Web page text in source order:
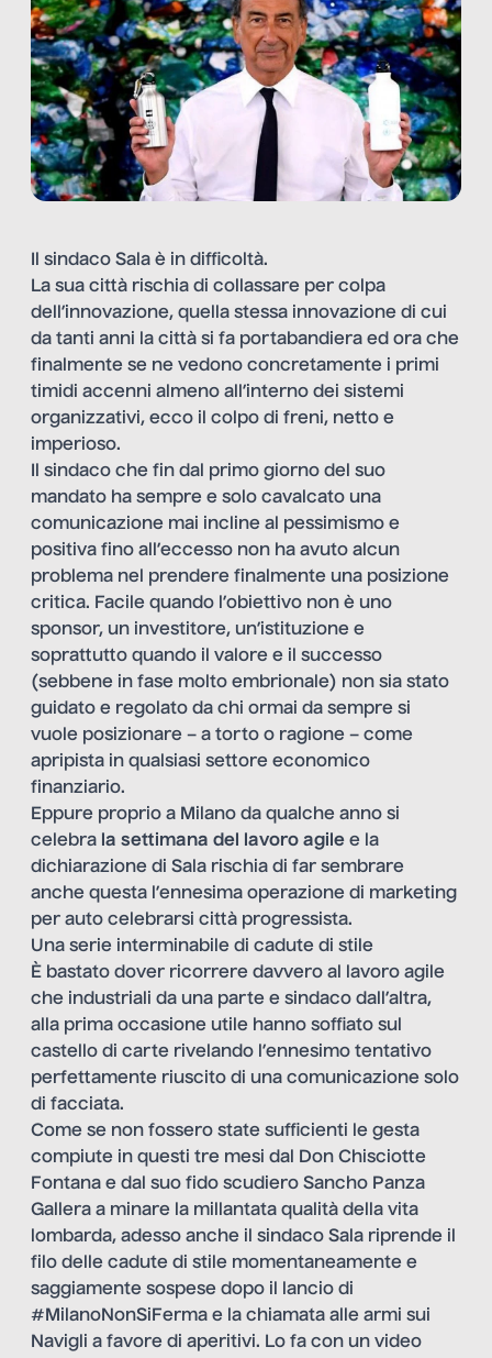
Il sindaco Sala è in difficoltà.
La sua città rischia di collassare per colpa
dell’innovazione, quella stessa innovazione di cui
da tanti anni la città si fa portabandiera ed ora che
finalmente se ne vedono concretamente i primi
timidi accenni almeno all’interno dei sistemi
organizzativi, ecco il colpo di freni, netto e
imperioso.
Il sindaco che fin dal primo giorno del suo
mandato ha sempre e solo cavalcato una
comunicazione mai incline al pessimismo e
positiva fino all’eccesso non ha avuto alcun
problema nel prendere finalmente una posizione
critica. Facile quando l’obiettivo non è uno
sponsor, un investitore, un’istituzione e
soprattutto quando il valore e il successo
(sebbene in fase molto embrionale) non sia stato
guidato e regolato da chi ormai da sempre si
vuole posizionare – a torto o ragione – come
apripista in qualsiasi settore economico
finanziario.
Eppure proprio a Milano da qualche anno si
celebra la settimana del lavoro agile e la
dichiarazione di Sala rischia di far sembrare
anche questa l’ennesima operazione di marketing
per auto celebrarsi città progressista.
Una serie interminabile di cadute di stile
È bastato dover ricorrere davvero al lavoro agile
che industriali da una parte e sindaco dall’altra,
alla prima occasione utile hanno soffiato sul
castello di carte rivelando l’ennesimo tentativo
perfettamente riuscito di una comunicazione solo
di facciata.
Come se non fossero state sufficienti le gesta
compiute in questi tre mesi dal Don Chisciotte
Fontana e dal suo fido scudiero Sancho Panza
Gallera a minare la millantata qualità della vita
lombarda, adesso anche il sindaco Sala riprende il
filo delle cadute di stile momentaneamente e
saggiamente sospese dopo il lancio di
#MilanoNonSiFerma e la chiamata alle armi sui
Navigli a favore di aperitivi. Lo fa con un video